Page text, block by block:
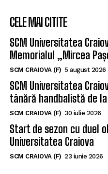
CELE MAI CITITE
SCM Universitatea
Memorialul „Mircea
SCM CRAIOVA (F) 5 august 2026
SCM Universitatea
tânără handbalistă de
SCM CRAIOVA (F) 30 iulie 2026
Start de sezon cu duel
Universitatea Craiova
SCM CRAIOVA (F) 23 iunie 2026